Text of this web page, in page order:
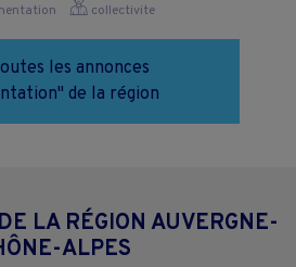
collectivite
les annonces
de la région
LA RÉGION AUVERGNE-
ALPES